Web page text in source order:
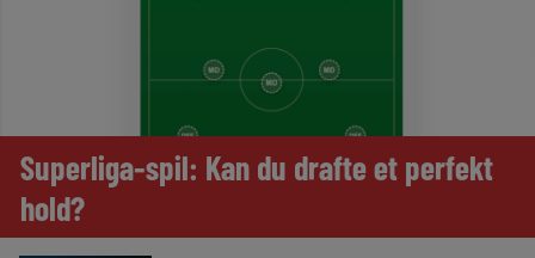
Superliga-spil: Kan du drafte et perfekt
hold?